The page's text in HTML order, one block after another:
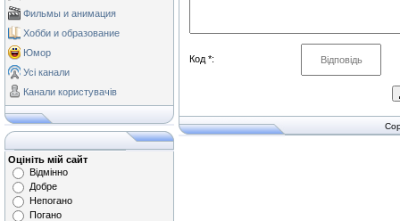
Фильмы и анимация
Хобби и образование
Юмор
Усі канали
Канали користувачів
Оцініть мій сайт
Відмінно
Добре
Непогано
Погано
Код *: